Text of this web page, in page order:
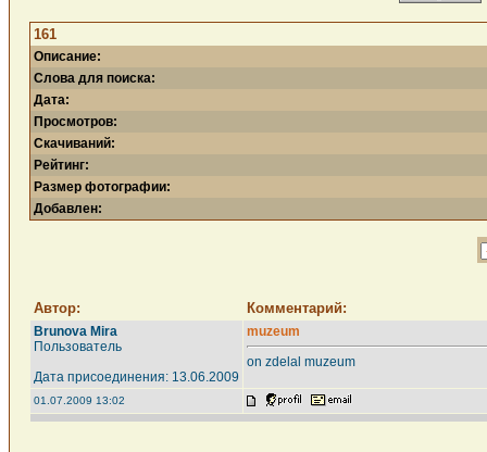
161
Описание:
Слова для поиска:
Дата:
Просмотров:
Скачиваний:
Рейтинг:
Размер фотографии:
Добавлен:
Автор: Комментарий:
Brunova Mira
Пользователь
Дата присоединения: 13.06.2009
muzeum
on zdelal muzeum
01.07.2009 13:02